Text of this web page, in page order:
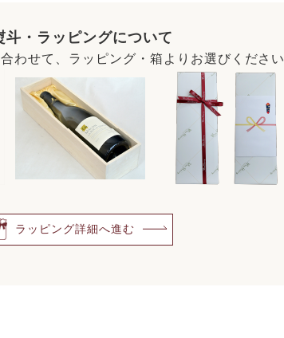
斗・ラッピングについて
わせて、ラッピング・箱よりお選びください
ラッピング詳細へ進む